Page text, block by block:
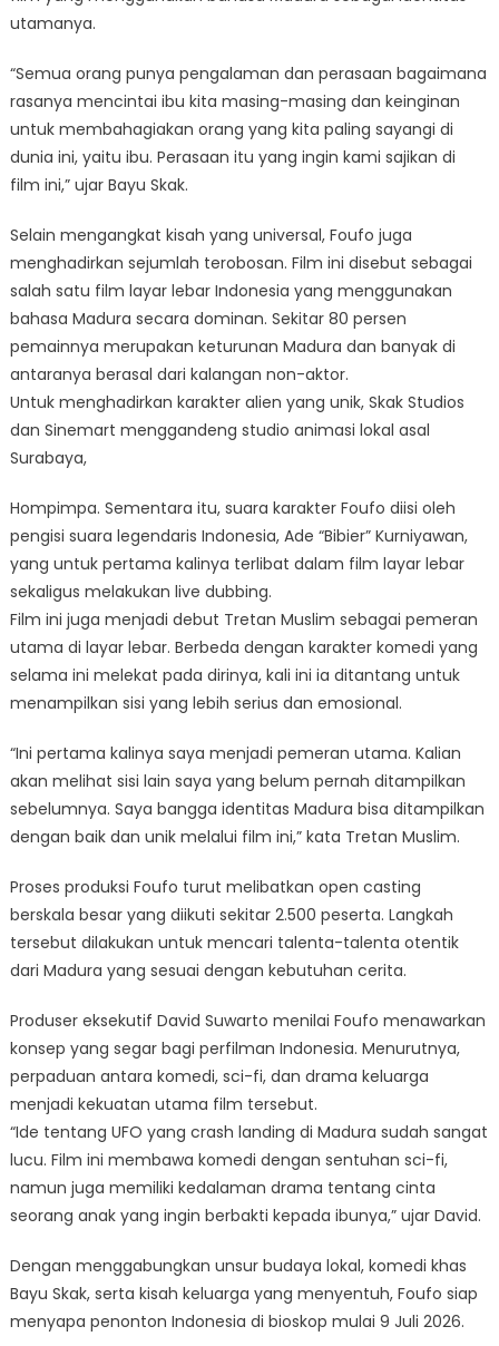
utamanya.
“Semua orang punya pengalaman dan perasaan bagaimana
rasanya mencintai ibu kita masing-masing dan keinginan
untuk membahagiakan orang yang kita paling sayangi di
dunia ini, yaitu ibu. Perasaan itu yang ingin kami sajikan di
film ini,” ujar Bayu Skak.
Selain mengangkat kisah yang universal, Foufo juga
menghadirkan sejumlah terobosan. Film ini disebut sebagai
salah satu film layar lebar Indonesia yang menggunakan
bahasa Madura secara dominan. Sekitar 80 persen
pemainnya merupakan keturunan Madura dan banyak di
antaranya berasal dari kalangan non-aktor.
Untuk menghadirkan karakter alien yang unik, Skak Studios
dan Sinemart menggandeng studio animasi lokal asal
Surabaya,
Hompimpa. Sementara itu, suara karakter Foufo diisi oleh
pengisi suara legendaris Indonesia, Ade “Bibier” Kurniyawan,
yang untuk pertama kalinya terlibat dalam film layar lebar
sekaligus melakukan live dubbing.
Film ini juga menjadi debut Tretan Muslim sebagai pemeran
utama di layar lebar. Berbeda dengan karakter komedi yang
selama ini melekat pada dirinya, kali ini ia ditantang untuk
menampilkan sisi yang lebih serius dan emosional.
“Ini pertama kalinya saya menjadi pemeran utama. Kalian
akan melihat sisi lain saya yang belum pernah ditampilkan
sebelumnya. Saya bangga identitas Madura bisa ditampilkan
dengan baik dan unik melalui film ini,” kata Tretan Muslim.
Proses produksi Foufo turut melibatkan open casting
berskala besar yang diikuti sekitar 2.500 peserta. Langkah
tersebut dilakukan untuk mencari talenta-talenta otentik
dari Madura yang sesuai dengan kebutuhan cerita.
Produser eksekutif David Suwarto menilai Foufo menawarkan
konsep yang segar bagi perfilman Indonesia. Menurutnya,
perpaduan antara komedi, sci-fi, dan drama keluarga
menjadi kekuatan utama film tersebut.
“Ide tentang UFO yang crash landing di Madura sudah sangat
lucu. Film ini membawa komedi dengan sentuhan sci-fi,
namun juga memiliki kedalaman drama tentang cinta
seorang anak yang ingin berbakti kepada ibunya,” ujar David.
Dengan menggabungkan unsur budaya lokal, komedi khas
Bayu Skak, serta kisah keluarga yang menyentuh, Foufo siap
menyapa penonton Indonesia di bioskop mulai 9 Juli 2026.